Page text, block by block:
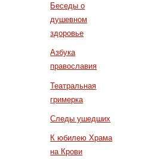
Беседы о
душевном
здоровье
Азбука
православия
Театральная
гримерка
Следы ушедших
К юбилею Храма
на Крови